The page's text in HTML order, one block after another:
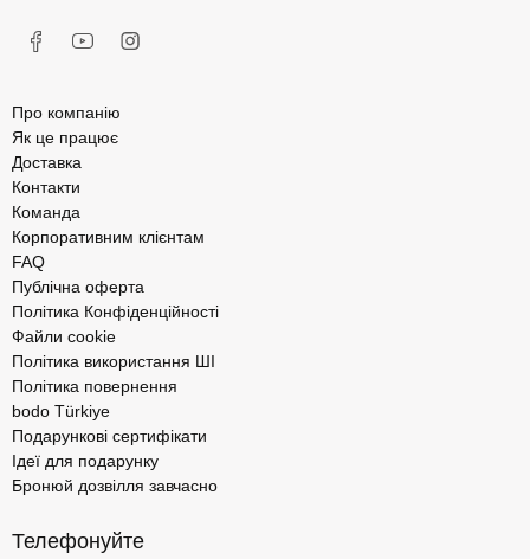
Про компанію
Як це працює
Доставка
Контакти
Команда
Корпоративним клієнтам
FAQ
Публічна оферта
Політика Конфіденційності
Файли cookie
Політика використання ШІ
Політика повернення
bodo Türkiye
Подарункові сертифікати
Ідеї для подарунку
Бронюй дозвілля завчасно
Телефонуйте